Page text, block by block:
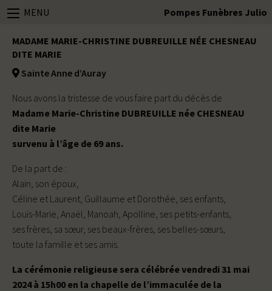
MENU Pompes Funèbres Julio
MADAME MARIE-CHRISTINE DUBREUILLE NÉE CHESNEAU
DITE MARIE
Sainte Anne d’Auray
Nous avons la tristesse de vous faire part du décès de
Madame Marie-Christine DUBREUILLE née CHESNEAU
dite Marie
survenu à l’âge de 69 ans.
De la part de :
Alain, son époux,
Céline et Laurent, Guillaume et Dorothée, ses enfants,
Louis-Marie, Anaël, Manoah, Apolline, ses petits-enfants,
ses frères, sa sœur, ses beaux-frères, ses belles-sœurs,
toute la famille et ses amis.
La cérémonie religieuse sera célébrée vendredi 31 mai
2024 à 15h00 en la chapelle de l’immaculée de la